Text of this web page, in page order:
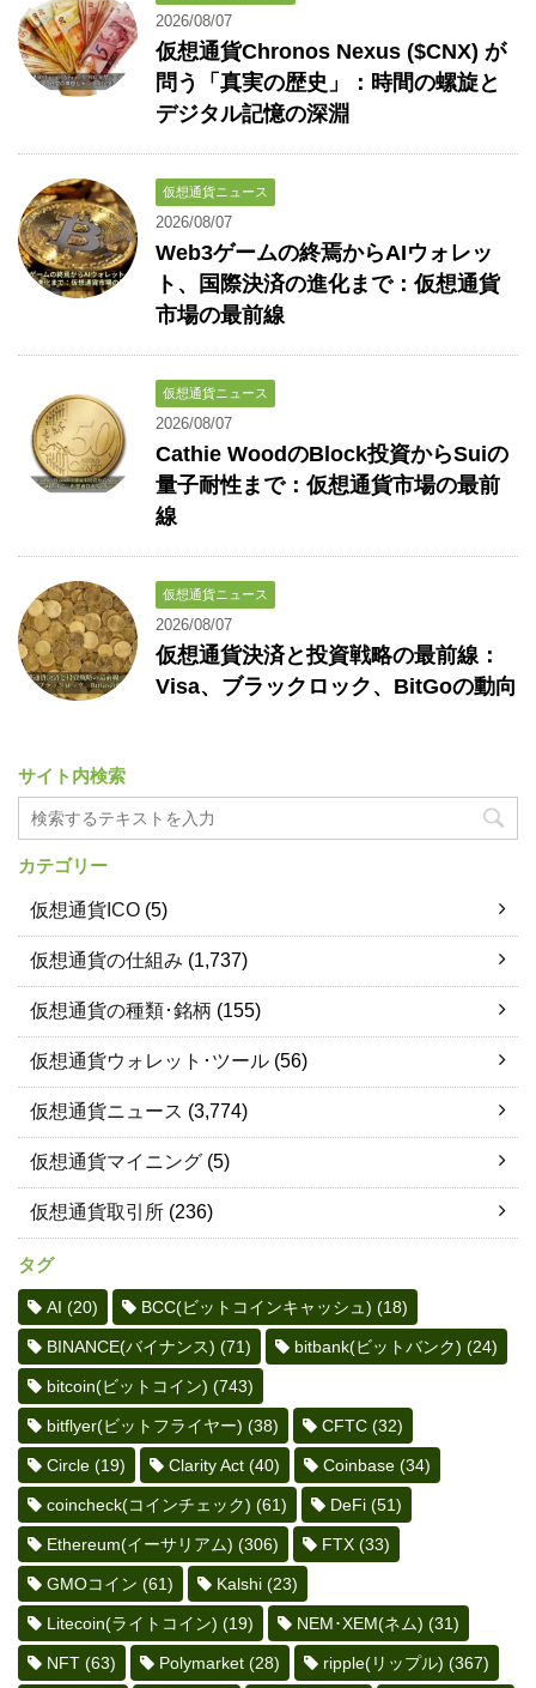
2026/08/07
仮想通貨Chronos Nexus ($CNX) が
問う「真実の歴史」：時間の螺旋と
デジタル記憶の深淵
仮想通貨ニュース
2026/08/07
Web3ゲームの終焉からAIウォレッ
ト、国際決済の進化まで：仮想通貨
市場の最前線
仮想通貨ニュース
2026/08/07
Cathie WoodのBlock投資からSuiの
量子耐性まで：仮想通貨市場の最前
線
仮想通貨ニュース
2026/08/07
仮想通貨決済と投資戦略の最前線：
Visa、ブラックロック、BitGoの動向
サイト内検索
カテゴリー
仮想通貨ICO (5)
仮想通貨の仕組み (1,737)
仮想通貨の種類･銘柄 (155)
仮想通貨ウォレット･ツール (56)
仮想通貨ニュース (3,774)
仮想通貨マイニング (5)
仮想通貨取引所 (236)
タグ
AI (20) BCC(ビットコインキャッシュ) (18)
BINANCE(バイナンス) (71) bitbank(ビットバンク) (24)
bitcoin(ビットコイン) (743)
bitflyer(ビットフライヤー) (38) CFTC (32)
Circle (19) Clarity Act (40) Coinbase (34)
coincheck(コインチェック) (61) DeFi (51)
Ethereum(イーサリアム) (306) FTX (33)
GMOコイン (61) Kalshi (23)
Litecoin(ライトコイン) (19) NEM･XEM(ネム) (31)
NFT (63) Polymarket (28) ripple(リップル) (367)